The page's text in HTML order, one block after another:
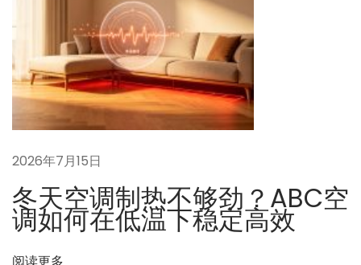
击
2026年7月15日
冬天空调制热不够劲？ABC空
调如何在低温下稳定高效